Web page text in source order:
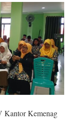
Kantor Kemenag